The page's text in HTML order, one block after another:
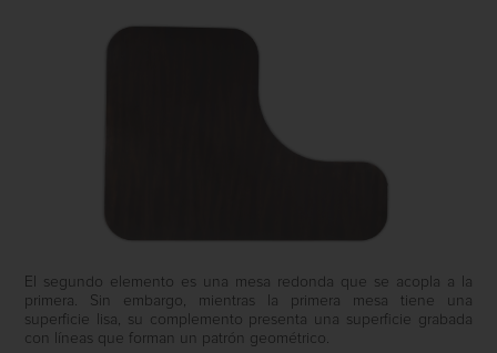
El segundo elemento es una mesa redonda que se acopla a la
primera. Sin embargo, mientras la primera mesa tiene una
superficie lisa, su complemento presenta una superficie grabada
con líneas que forman un patrón geométrico.